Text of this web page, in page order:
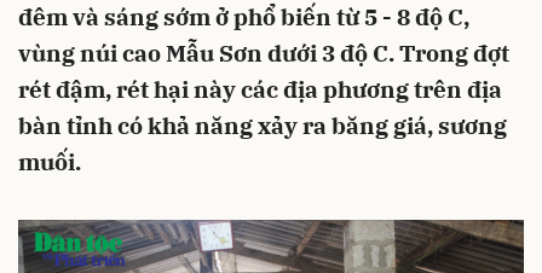
đêm và sáng sớm ở phổ biến từ 5 - 8 độ C,
vùng núi cao Mẫu Sơn dưới 3 độ C. Trong đợt
rét đậm, rét hại này các địa phương trên địa
bàn tỉnh có khả năng xảy ra băng giá, sương
muối.